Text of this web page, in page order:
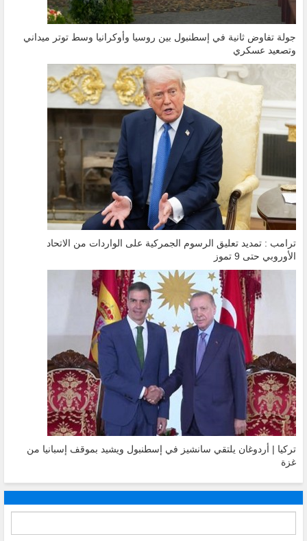
جولة تفاوض ثانية في إسطنبول بين روسيا وأوكرانيا وسط توتر ميداني
وتصعيد عسكري
ترامب : تمديد تعليق الرسوم الجمركية على الواردات من الاتحاد
الأوروبي حتى 9 تموز
تركيا | أردوغان يلتقي سانشيز في إسطنبول ويشيد بموقف إسبانيا من
غزة